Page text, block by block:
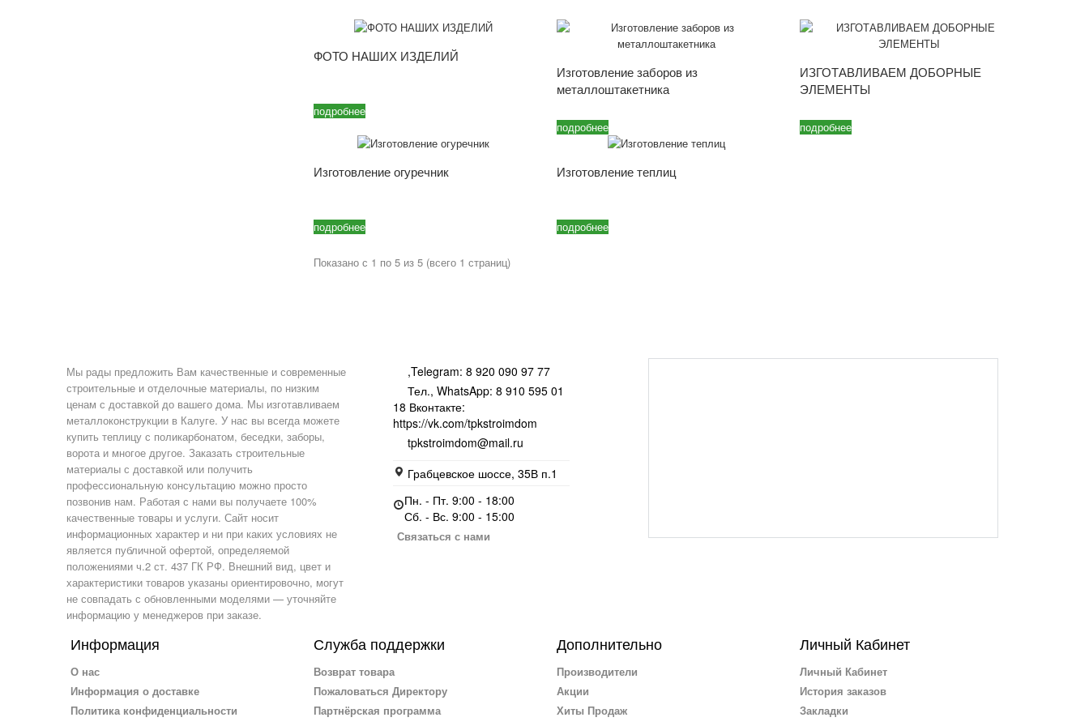
ФОТО НАШИХ ИЗДЕЛИЙ
подробнее
Изготовление заборов из
металлоштакетника
подробнее
ИЗГОТАВЛИВАЕМ ДОБОРНЫЕ
ЭЛЕМЕНТЫ
подробнее
Изготовление огуречник
подробнее
Изготовление теплиц
подробнее
Показано с 1 по 5 из 5 (всего 1 страниц)
Мы рады предложить Вам качественные и современные
строительные и отделочные материалы, по низким
ценам с доставкой до вашего дома. Мы изготавливаем
металлоконструкции в Калуге. У нас вы всегда можете
купить теплицу с поликарбонатом, беседки, заборы,
ворота и многое другое. Заказать строительные
материалы с доставкой или получить
профессиональную консультацию можно просто
позвонив нам. Работая с нами вы получаете 100%
качественные товары и услуги. Сайт носит
информационных характер и ни при каких условиях не
является публичной офертой, определяемой
положениями ч.2 ст. 437 ГК РФ. Внешний вид, цвет и
характеристики товаров указаны ориентировочно, могут
не совпадать с обновленными моделями — уточняйте
информацию у менеджеров при заказе.
,Telegram: 8 920 090 97 77
Тел., WhatsApp: 8 910 595 01
18 Вконтакте:
https://vk.com/tpkstroimdom
tpkstroimdom@mail.ru
Грабцевское шоссе, 35В п.1
Пн. - Пт. 9:00 - 18:00
Сб. - Вс. 9:00 - 15:00
Связаться с нами
Информация
О нас
Информация о доставке
Политика конфиденциальности
Служба поддержки
Возврат товара
Пожаловаться Директору
Партнёрская программа
Дополнительно
Производители
Акции
Хиты Продаж
Личный Кабинет
Личный Кабинет
История заказов
Закладки